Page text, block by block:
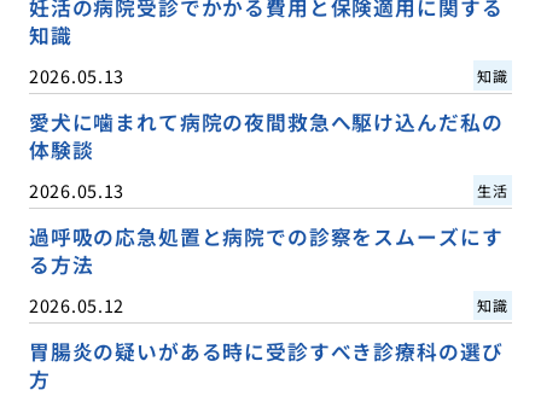
妊活の病院受診でかかる費用と保険適用に関する
知識
2026.05.13 知識
愛犬に噛まれて病院の夜間救急へ駆け込んだ私の
体験談
2026.05.13 生活
過呼吸の応急処置と病院での診察をスムーズにす
る方法
2026.05.12 知識
胃腸炎の疑いがある時に受診すべき診療科の選び
方